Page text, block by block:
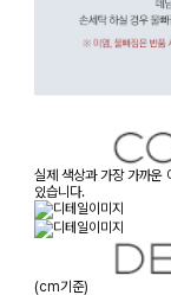
실제 색상과 가장 가까운
있습니다.
(cm기준)